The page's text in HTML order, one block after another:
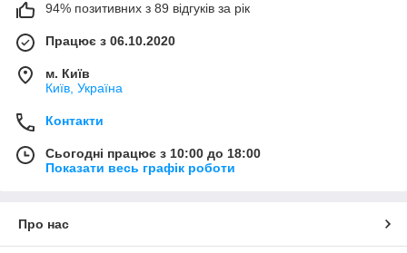
94% позитивних з 89 відгуків за рік
Працює з 06.10.2020
м. Київ
Київ, Україна
Контакти
Сьогодні працює з 10:00 до 18:00
Показати весь графік роботи
Про нас